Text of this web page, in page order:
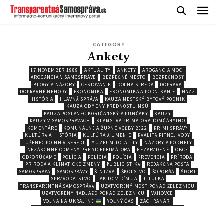
CATEGORY
Ankety
17.NOVEMBER 1989 AKTUALITY ANKETY
AROGANCIA MOCI
AROGANCIA V SAMOSPRÁVE
BEZPEČNÉ MESTO
BEZPEČNOSŤ
BLOGY A NÁZORY
CESTOVANIE DOLNÁ STREDA
DOPRAVA
DOPRAVNÉ NEHODY
EKONOMIKA EKONOMIKA A PODNIKANIE
HAZZ
HISTÓRIA
HLAVNÁ SPRÁVA
KAUZA MESTSKÝ BYTOVÝ PODNIK
KAUZA ODMENY PREDNOSTU MSÚ
KAUZA POSLANEC KORIČANSKÝ A PUNČÁKY
KAUZY
KAUZY V SAMOSPRÁVACH
KLAMSTVÁ PRIMÁTORA TOMČÁNYIHO
KOMENTÁRE
KOMUNÁLNE A ŽUPNÉ VOĽBY 2022
KRIMI SPRÁVY
KULTÚRA A HISTÓRIA
KULTÚRA A UMENIE
KVALITA PITNEJ VODY
LÚŽENEC PO NH V SEREDI
MÚZEUM TOTALITY
NÁZORY A PODNETY
NEZÁKONNÉ ODMENY PRE VICEPRIMÁTORA
NEZARADENÉ
OBCE
ODPORÚČAME
POLÍCIA POLÍCIA POLÍCIA PREVENCIA
PRÍRODA
PRÍRODA A KLIMATICKÉ ZMENY
PUBLICISTIKA
REDAKČNÁ POŠTA
SAMOSPRÁVA
SAMOSPRÁVY ŠINTAVA ŠKOLSTVO ŠOPORŇA
ŠPORT
SPRAVODAJSTVO
TAK TO VIDÍM JA
TITULKA
TRANSPARENTNÁ SAMOSPRÁVA
UZATVORENÝ MOST PONAD ŽELEZNICU
UZATVORENÝ NADJAZD PONAD ŽELEZNICU
VÁHOVCE
VOJNA NA UKRAJINE
VOĽNÝ ČAS
ZÁCHRANÁRI